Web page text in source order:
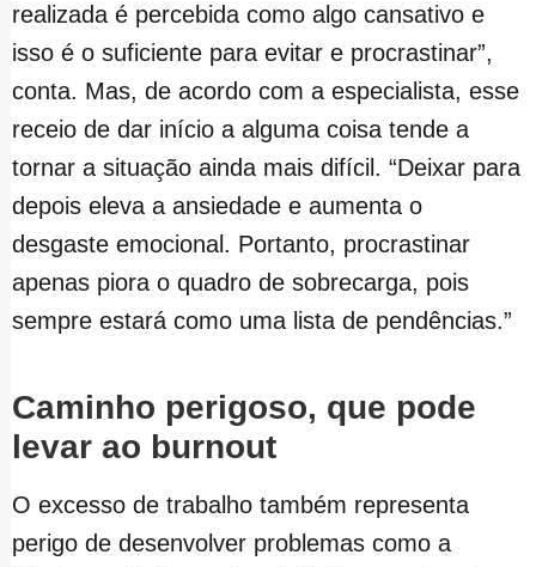
realizada é percebida como algo cansativo e
isso é o suficiente para evitar e procrastinar”,
conta. Mas, de acordo com a especialista, esse
receio de dar início a alguma coisa tende a
tornar a situação ainda mais difícil. “Deixar para
depois eleva a ansiedade e aumenta o
desgaste emocional. Portanto, procrastinar
apenas piora o quadro de sobrecarga, pois
sempre estará como uma lista de pendências.”
Caminho perigoso, que pode
levar ao burnout
O excesso de trabalho também representa
perigo de desenvolver problemas como a